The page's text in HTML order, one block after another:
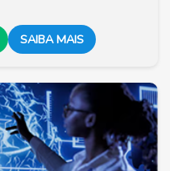
SAIBA MAIS